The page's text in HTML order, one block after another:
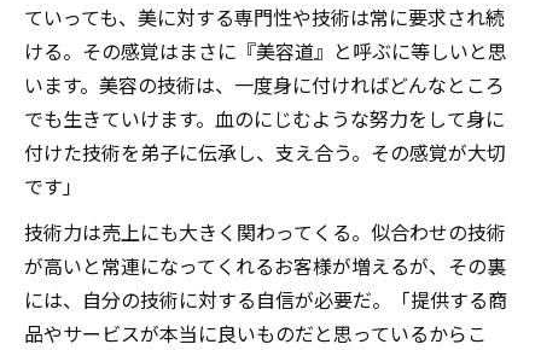
ていっても、美に対する専門性や技術は常に要求され続
ける。その感覚はまさに『美容道』と呼ぶに等しいと思
います。美容の技術は、一度身に付ければどんなところ
でも生きていけます。血のにじむような努力をして身に
付けた技術を弟子に伝承し、支え合う。その感覚が大切
です」
技術力は売上にも大きく関わってくる。似合わせの技術
が高いと常連になってくれるお客様が増えるが、その裏
には、自分の技術に対する自信が必要だ。「提供する商
品やサービスが本当に良いものだと思っているからこ